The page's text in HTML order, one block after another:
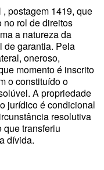
postagem 1419, que
rol de direitos
a natureza da
de garantia. Pela
oneroso,
momento é inscrito
o constituído o
A propriedade
jurídico é condicional
resolutiva
que transferiu
dívida.